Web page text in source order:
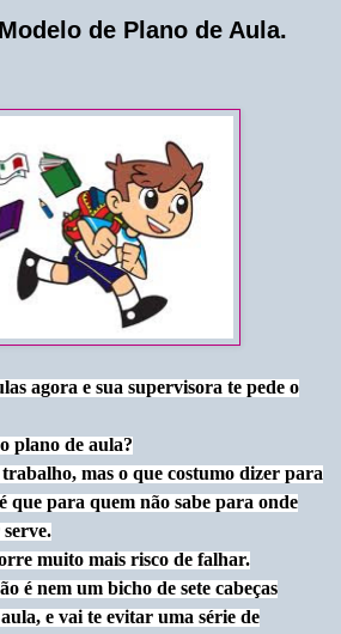
de Plano de Aula.
agora e sua supervisora te pede o
plano de aula?
mas o que costumo dizer para
que para quem não sabe para onde
muito mais risco de falhar.
é nem um bicho de sete cabeças
e vai te evitar uma série de